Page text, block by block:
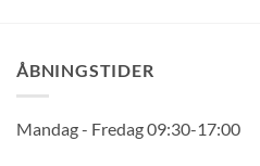
ÅBNINGSTIDER
Mandag - Fredag 09:30-17:00